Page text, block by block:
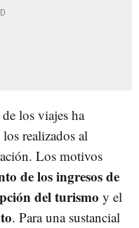
los viajes ha
realizados al
Los motivos
de los ingresos de
del turismo y el
. Para una sustancial